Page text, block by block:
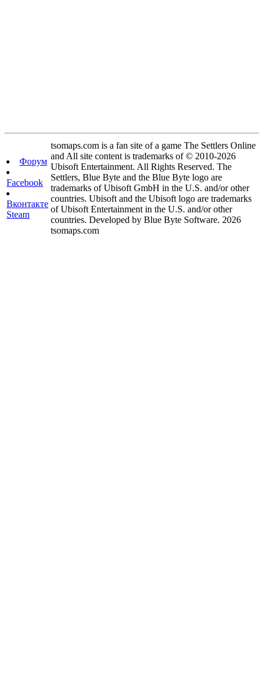
Форум
Facebook
Вконтакте
Steam
tsomaps.com is a fan site of a game The Settlers Online
and All site content is trademarks of © 2010-2026
Ubisoft Entertainment. All Rights Reserved. The
Settlers, Blue Byte and the Blue Byte logo are
trademarks of Ubisoft GmbH in the U.S. and/or other
countries. Ubisoft and the Ubisoft logo are trademarks
of Ubisoft Entertainment in the U.S. and/or other
countries. Developed by Blue Byte Software. 2026
tsomaps.com